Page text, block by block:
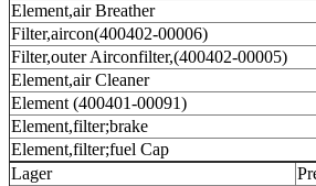
Element,air Breather
Filter,aircon(400402-00006)
Filter,outer Airconfilter,(400402-00005)
Element,air Cleaner
Element (400401-00091)
Element,filter;brake
Element,filter;fuel Cap
Lager